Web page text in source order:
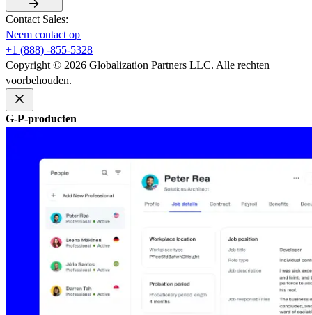
Contact Sales:​​
Neem contact op​​
+1 (888) -855-5328​​
Copyright © 2026 Globalization Partners LLC. Alle rechten
voorbehouden.​​
G-P-producten​​